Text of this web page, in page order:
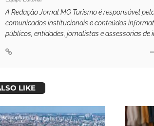
A Redação Jornal MG Turismo é responsável
comunicados institucionais e conteúdos
públicos, entidades, jornalistas e assessorias de
LIKE